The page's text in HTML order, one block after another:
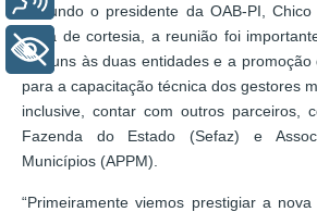
Segundo o presidente da OAB-PI,
visita de cortesia, a reunião foi
comuns às duas entidades e a
para a capacitação técnica dos gestores
inclusive, contar com outros parceiros,
Fazenda do Estado (Sefaz) e
Municípios (APPM).
“Primeiramente viemos prestigiar a
+ Acessibilidade